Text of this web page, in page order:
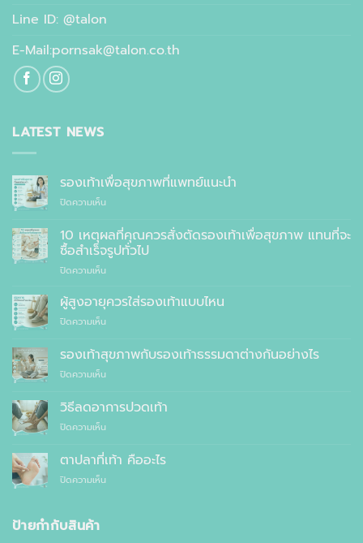
Line ID: @talon
E-Mail:pornsak@talon.co.th
LATEST NEWS
รองเท้าเพื่อสุขภาพที่แพทย์แนะนำ
ปิดความเห็นบน
เพื่อ
สุขภาพ
ที่
แพทย์
10 เหตุผลที่คุณควรสั่งตัดรองเท้าเพื่อสุขภาพ แทนที่จะ
ซื้อสำเร็จรูปทั่วไป
ปิดความเห็นบน
เหตุผล
คุณ
สั่ง
ตัด
รองเท้า
สุขภาพ
สำเร็จรูป
ทั่วไป
ผู้สูงอายุควรใส่รองเท้าแบบไหน
ปิดความเห็นบน
สูง
อายุ
ควร
รองเท้า
ไหน
รองเท้าสุขภาพกับรองเท้าธรรมดาต่างกันอย่างไร
ปิดความเห็นบน
สุขภาพ
กับ
รองเท้า
ต่าง
อย่างไร
วิธีลดอาการปวดเท้า
ปิดความเห็นบน
ลด
อาการ
ปวด
ตาปลาที่เท้า คืออะไร
ปิดความเห็นบน
ป้ายกำกับสินค้า